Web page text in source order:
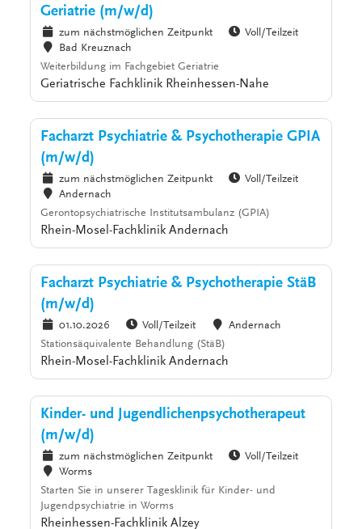
Geriatrie (m/w/d)
zum nächstmöglichen Zeitpunkt
Voll/Teilzeit
Bad Kreuznach
Weiterbildung im Fachgebiet Geriatrie
Geriatrische Fachklinik Rheinhessen-Nahe
Facharzt Psychiatrie & Psychotherapie GPIA
(m/w/d)
zum nächstmöglichen Zeitpunkt
Voll/Teilzeit
Andernach
Gerontopsychiatrische Institutsambulanz (GPIA)
Rhein-Mosel-Fachklinik Andernach
Facharzt Psychiatrie & Psychotherapie StäB
(m/w/d)
01.10.2026 Voll/Teilzeit
Andernach
Stationsäquivalente Behandlung (StäB)
Rhein-Mosel-Fachklinik Andernach
Kinder- und Jugendlichenpsychotherapeut
(m/w/d)
zum nächstmöglichen Zeitpunkt
Voll/Teilzeit
Worms
Starten Sie in unserer Tagesklinik für Kinder- und
Jugendpsychiatrie in Worms
Rheinhessen-Fachklinik Alzey